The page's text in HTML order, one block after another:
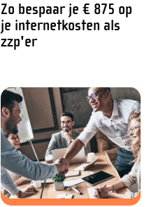
Zo bespaar je € 875 op
je internetkosten als
zzp'er